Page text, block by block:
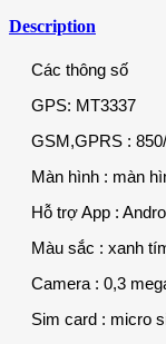
Description
Các thông số
GPS: MT3337
GSM,GPRS :
Màn hình : màn
Hỗ trợ App :
Màu sắc : xanh
Camera : 0,3
Sim card : micro